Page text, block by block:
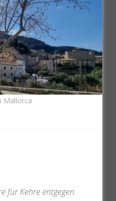
Mallorca
für Kehre entgegen.